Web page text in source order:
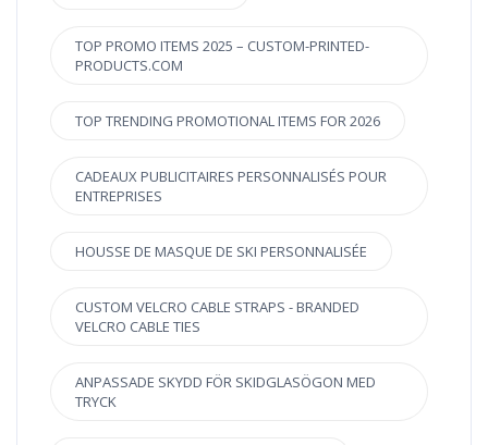
TOP PROMO ITEMS 2025 – CUSTOM-PRINTED-
PRODUCTS.COM
TOP TRENDING PROMOTIONAL ITEMS FOR 2026
CADEAUX PUBLICITAIRES PERSONNALISÉS POUR
ENTREPRISES
HOUSSE DE MASQUE DE SKI PERSONNALISÉE
CUSTOM VELCRO CABLE STRAPS - BRANDED
VELCRO CABLE TIES
ANPASSADE SKYDD FÖR SKIDGLASÖGON MED
TRYCK